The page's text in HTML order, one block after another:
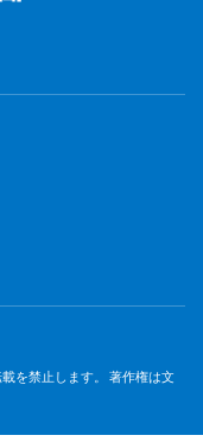
を禁止します。 著作権は文